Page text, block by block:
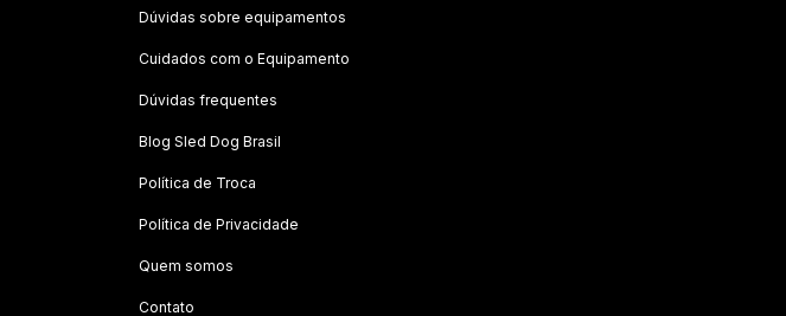
Dúvidas sobre equipamentos
Cuidados com o Equipamento
Dúvidas frequentes
Blog Sled Dog Brasil
Política de Troca
Política de Privacidade
Quem somos
Contato